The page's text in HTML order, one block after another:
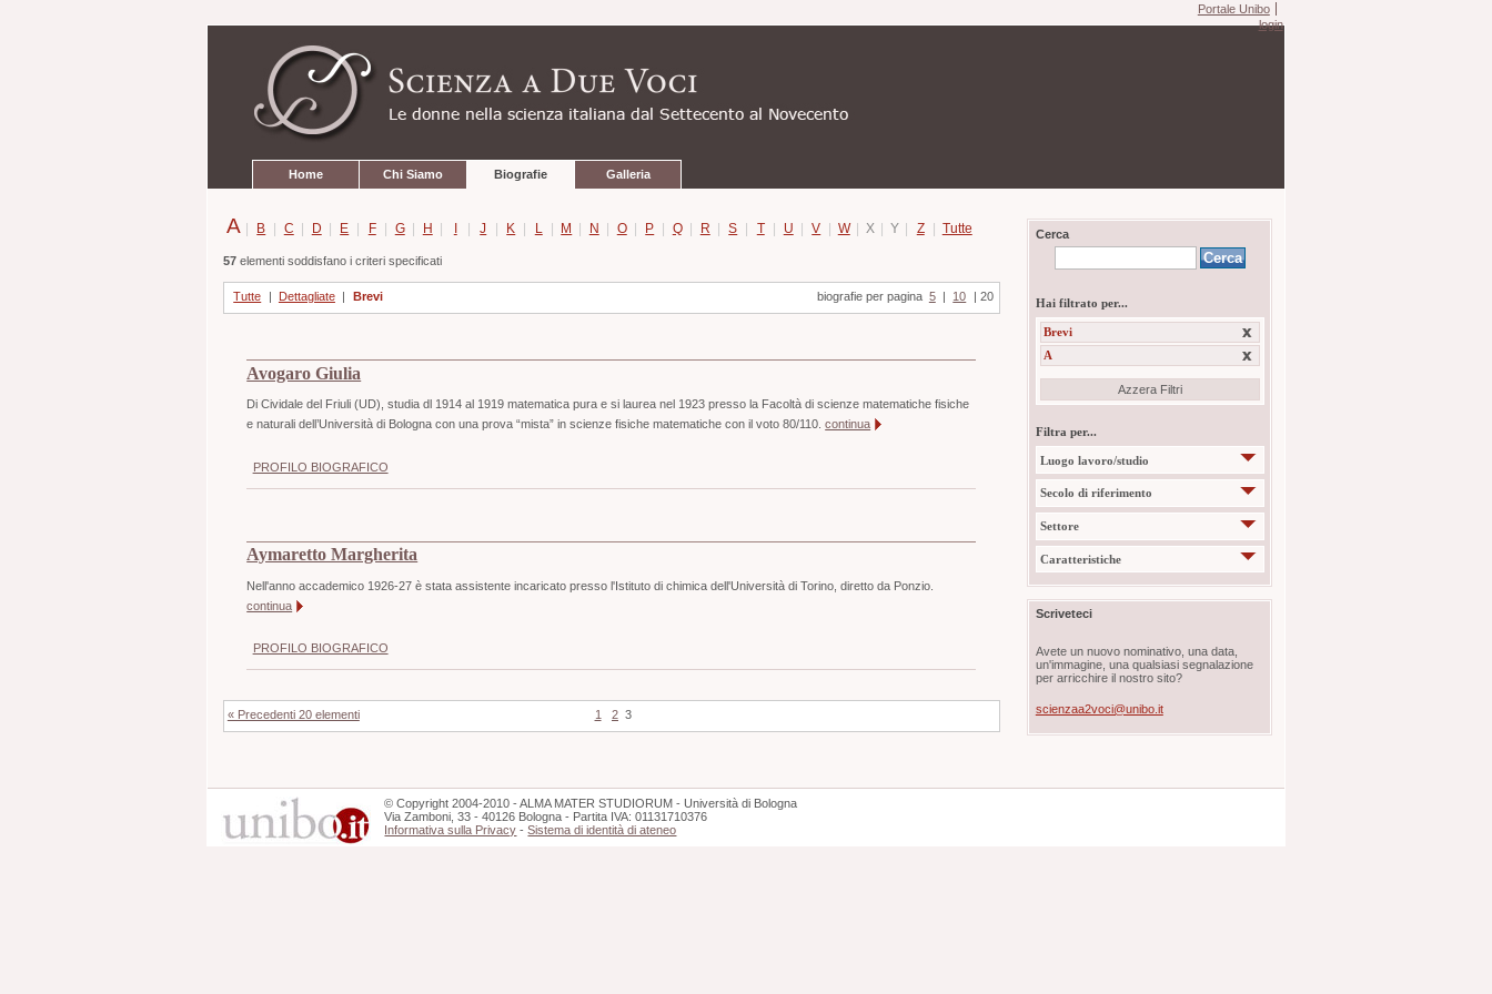
contenuti.
navigazione
Portale Unibo
login
Home Chi Siamo Biografie Galleria
A | B | C | D | E | F | G | H | I | J | K | L | M | N | O | P | Q | R | S | T | U | V | W | X | Y | Z | Tutte
57elementi soddisfano i criteri specificati
Tutte Dettagliate Brevi biografie per pagina 5 10 20
Avogaro Giulia
Di Cividale del Friuli (UD), studia dl 1914 al 1919 matematica pura e si laurea nel 1923 presso la Facoltà di scienze matematiche fisiche
e naturali dell’Università di Bologna con una prova “mista” in scienze fisiche matematiche con il voto 80/110.continua
PROFILO BIOGRAFICO
Aymaretto Margherita
Nell'anno accademico 1926-27 è stata assistente incaricato presso l'Istituto di chimica dell'Università di Torino, diretto da Ponzio.
continua
PROFILO BIOGRAFICO
« Precedenti 20 elementi 1 2 3
Cerca
Hai filtrato per...
Brevi
A
Azzera Filtri
Filtra per...
Luogo lavoro/studio
Secolo di riferimento
Settore
Caratteristiche
Scriveteci
Avete un nuovo nominativo, una data,
un'immagine, una qualsiasi segnalazione
per arricchire il nostro sito?
scienzaa2voci@unibo.it
©Copyright 2004-2010 - ALMA MATER STUDIORUM - Università di Bologna
Via Zamboni, 33 - 40126 Bologna - Partita IVA: 01131710376
Informativa sulla Privacy -Sistema di identità di ateneo